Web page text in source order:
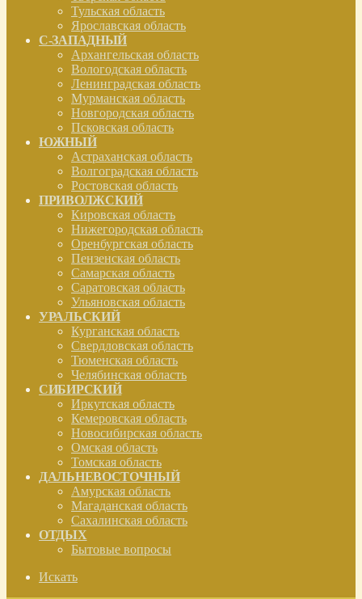
Тульская область
Ярославская область
С-ЗАПАДНЫЙ
Архангельская область
Вологодская область
Ленинградская область
Мурманская область
Новгородская область
Псковская область
ЮЖНЫЙ
Астраханская область
Волгоградская область
Ростовская область
ПРИВОЛЖСКИЙ
Кировская область
Нижегородская область
Оренбургская область
Пензенская область
Самарская область
Саратовская область
Ульяновская область
УРАЛЬСКИЙ
Курганская область
Свердловская область
Тюменская область
Челябинская область
СИБИРСКИЙ
Иркутская область
Кемеровская область
Новосибирская область
Омская область
Томская область
ДАЛЬНЕВОСТОЧНЫЙ
Амурская область
Магаданская область
Сахалинская область
ОТДЫХ
Бытовые вопросы
Искать